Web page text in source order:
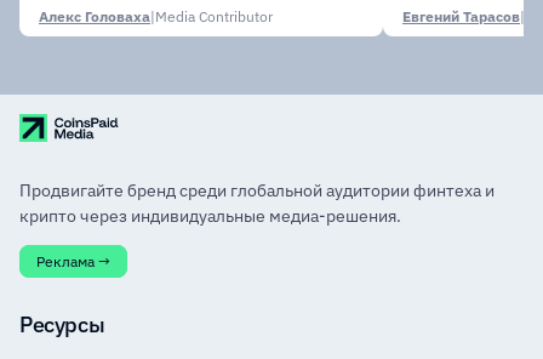
Алекс Головаха|Media Contributor Евгений Тарасов|
Продвигайте бренд среди глобальной аудитории финтеха и
крипто через индивидуальные медиа-решения.
Реклама →
Ресурсы